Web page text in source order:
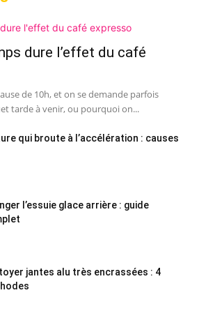
dure l’effet du café
de 10h, et on se demande parfois
tarde à venir, ou pourquoi on...
qui broute à l’accélération : causes
l’essuie glace arrière : guide
jantes alu très encrassées : 4